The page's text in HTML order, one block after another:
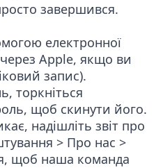
завершився.
електронної
Apple, якщо ви
запис).
торкніться
, щоб скинути його.
надішліть звіт про
> Про нас >
, щоб наша команда